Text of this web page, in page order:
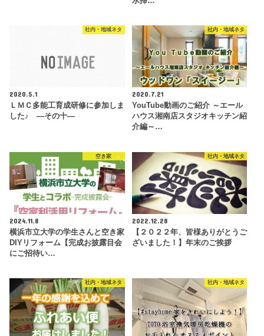
社内・地域ネタ
2020.5.1
ＬＭＣ多能工育成研修に参加しま
した♪ ―その十―
社内・地域ネタ
2020.7.21
YouTube動画のご紹介 ～エール
ハウス湘南店スタジオキッチン紹
介編～…
空き家
2024.11.8
横浜市立大学の学生さんと空き家
DIYリフォーム【完成お披露目会
にご招待い…
社内・地域ネタ
2022.12.28
【２０２２年、皆様ありがとうご
ざいました！】年末のご挨拶
社内・地域ネタ 社内・地域ネタ